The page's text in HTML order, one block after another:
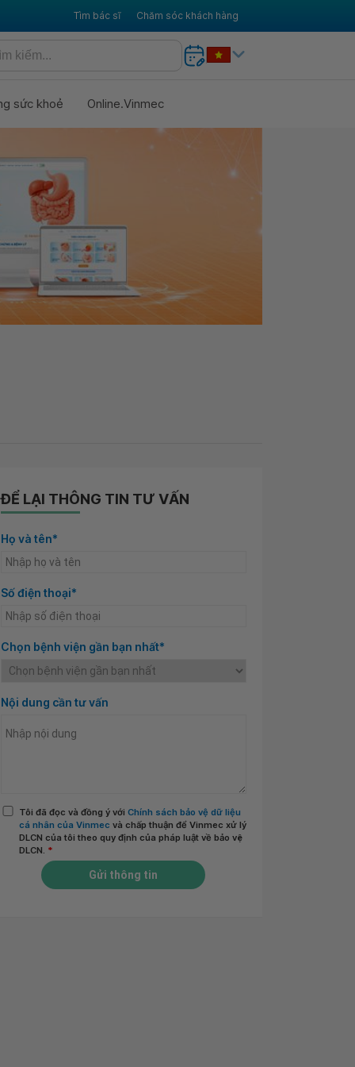
Tìm bác sĩ Chăm sóc khách hàng
sức khoẻ Online.Vinmec
ĐỂ LẠI THÔNG TIN TƯ VẤN
Họ và tên*
Số điện thoại*
Chọn bệnh viện gần bạn nhất*
Nội dung cần tư vấn
Tôi đã đọc và đồng ý với Chính sách bảo vệ dữ liệu
cá nhân của Vinmec và chấp thuận để Vinmec xử lý
DLCN của tôi theo quy định của pháp luật về bảo vệ
DLCN. *
Gửi thông tin